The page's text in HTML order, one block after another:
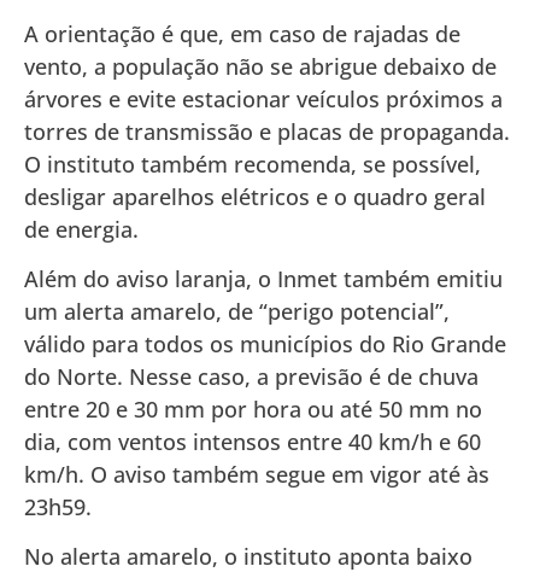
A orientação é que, em caso de rajadas de
vento, a população não se abrigue debaixo de
árvores e evite estacionar veículos próximos a
torres de transmissão e placas de propaganda.
O instituto também recomenda, se possível,
desligar aparelhos elétricos e o quadro geral
de energia.
Além do aviso laranja, o Inmet também emitiu
um alerta amarelo, de “perigo potencial”,
válido para todos os municípios do Rio Grande
do Norte. Nesse caso, a previsão é de chuva
entre 20 e 30 mm por hora ou até 50 mm no
dia, com ventos intensos entre 40 km/h e 60
km/h. O aviso também segue em vigor até às
23h59.
No alerta amarelo, o instituto aponta baixo